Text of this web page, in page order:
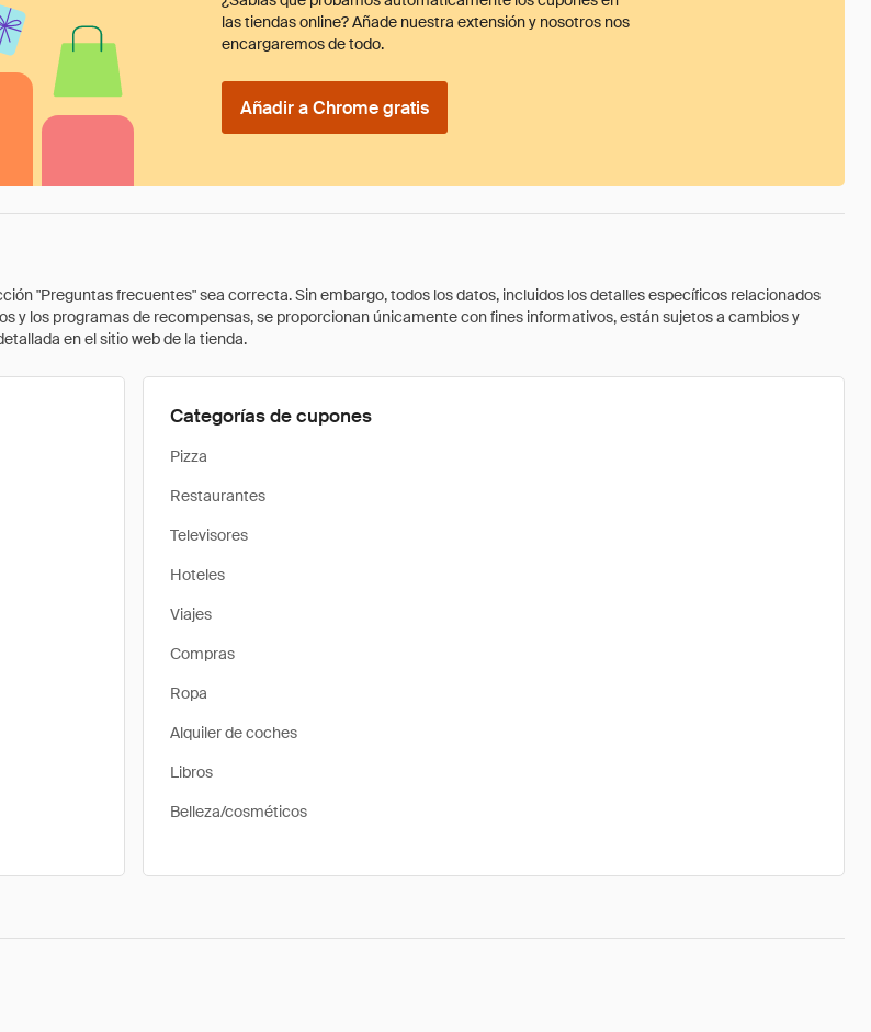
las tiendas online? Añade nuestra extensión y nosotros nos
encargaremos de todo.
Añadir a Chrome gratis
"Preguntas frecuentes" sea correcta. Sin embargo, todos los datos, incluidos los detalles específicos relacionados
y los programas de recompensas, se proporcionan únicamente con fines informativos, están sujetos a cambios y
en el sitio web de la tienda.
Categorías de cupones
Pizza
Restaurantes
Televisores
Hoteles
Viajes
Compras
Ropa
Alquiler de coches
Libros
Belleza/cosméticos